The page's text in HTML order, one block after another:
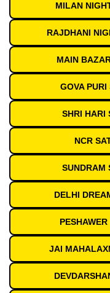
MILAN
RAJDHANI
MAIN
GOVA
SHRI HARI
NCR
SUNDRAM
DELHI
JAI